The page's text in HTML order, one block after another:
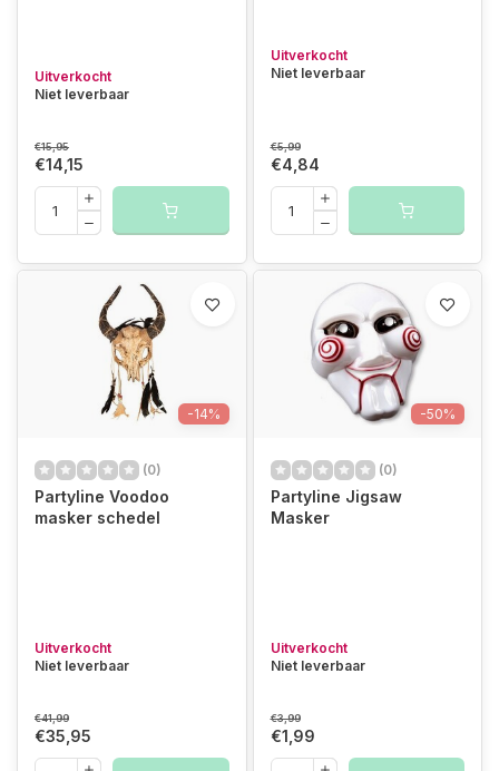
Uitverkocht
Niet leverbaar
€15,95
€14,15
Uitverkocht
Niet leverbaar
€5,99
€4,84
-14%
(0)
Partyline Voodoo
masker schedel
Uitverkocht
Niet leverbaar
€41,99
€35,95
-50%
(0)
Partyline Jigsaw
Masker
Uitverkocht
Niet leverbaar
€3,99
€1,99